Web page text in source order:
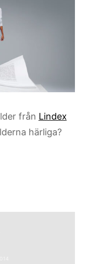
från Lindex
härliga?